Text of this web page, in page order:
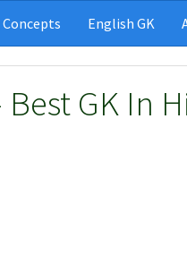
English GK
GK In